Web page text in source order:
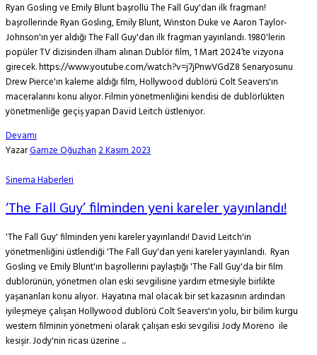
Ryan Gosling ve Emily Blunt başrollü The Fall Guy'dan ilk fragman!
başrollerinde Ryan Gosling, Emily Blunt, Winston Duke ve Aaron Taylor-
Johnson'ın yer aldığı The Fall Guy'dan ilk fragman yayınlandı. 1980'lerin
popüler TV dizisinden ilham alınan Dublör film, 1 Mart 2024’te vizyona
girecek. https://www.youtube.com/watch?v=j7jPnwVGdZ8 Senaryosunu
Drew Pierce'ın kaleme aldığı film, Hollywood dublörü Colt Seavers'ın
maceralarını konu alıyor. Filmin yönetmenliğini kendisi de dublörlükten
yönetmenliğe geçiş yapan David Leitch üstleniyor.
Devamı
YazarGamze Oğuzhan2 Kasım 2023
Sinema Haberleri
‘The Fall Guy’ filminden yeni kareler yayınlandı!
'The Fall Guy' filminden yeni kareler yayınlandı! David Leitch'in
yönetmenliğini üstlendiği 'The Fall Guy'dan yeni kareler yayınlandı. Ryan
Gosling ve Emily Blunt'ın başrollerini paylaştığı 'The Fall Guy'da bir film
dublörünün, yönetmen olan eski sevgilisine yardım etmesiyle birlikte
yaşananları konu alıyor. Hayatına mal olacak bir set kazasının ardından
iyileşmeye çalışan Hollywood dublörü Colt Seavers'ın yolu, bir bilim kurgu
western filminin yönetmeni olarak çalışan eski sevgilisi Jody Moreno ile
kesişir. Jody'nin ricası üzerine ...